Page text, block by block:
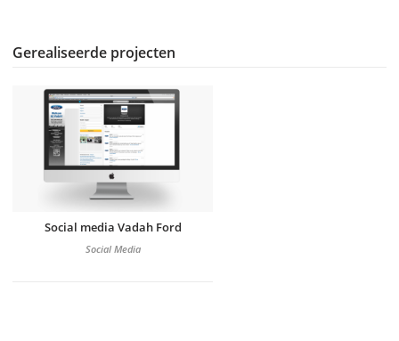
Gerealiseerde projecten
Social media Vadah Ford
Social Media